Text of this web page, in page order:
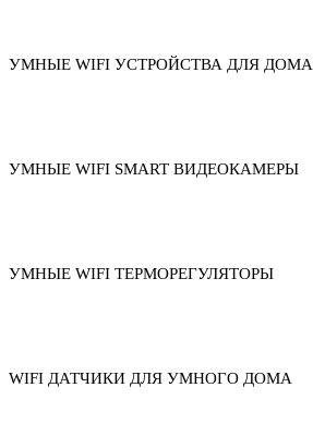
УМНЫЕ WIFI УСТРОЙСТВА ДЛЯ ДОМА
УМНЫЕ WIFI SMART ВИДЕОКАМЕРЫ
УМНЫЕ WIFI ТЕРМОРЕГУЛЯТОРЫ
WIFI ДАТЧИКИ ДЛЯ УМНОГО ДОМА